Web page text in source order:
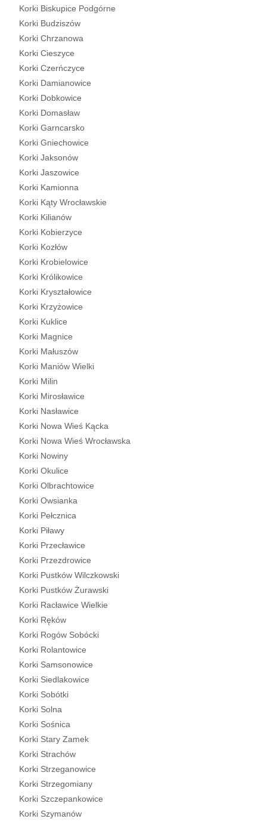
Korki Biskupice Podgórne
Korki Budziszów
Korki Chrzanowa
Korki Cieszyce
Korki Czerńczyce
Korki Damianowice
Korki Dobkowice
Korki Domasław
Korki Garncarsko
Korki Gniechowice
Korki Jaksonów
Korki Jaszowice
Korki Kamionna
Korki Kąty Wrocławskie
Korki Kilianów
Korki Kobierzyce
Korki Kozłów
Korki Krobielowice
Korki Królikowice
Korki Kryształowice
Korki Krzyżowice
Korki Kuklice
Korki Magnice
Korki Małuszów
Korki Maniów Wielki
Korki Milin
Korki Mirosławice
Korki Nasławice
Korki Nowa Wieś Kącka
Korki Nowa Wieś Wrocławska
Korki Nowiny
Korki Okulice
Korki Olbrachtowice
Korki Owsianka
Korki Pełcznica
Korki Piławy
Korki Przecławice
Korki Przezdrowice
Korki Pustków Wilczkowski
Korki Pustków Żurawski
Korki Racławice Wielkie
Korki Ręków
Korki Rogów Sobócki
Korki Rolantowice
Korki Samsonowice
Korki Siedlakowice
Korki Sobótki
Korki Solna
Korki Sośnica
Korki Stary Zamek
Korki Strachów
Korki Strzeganowice
Korki Strzegomiany
Korki Szczepankowice
Korki Szymanów